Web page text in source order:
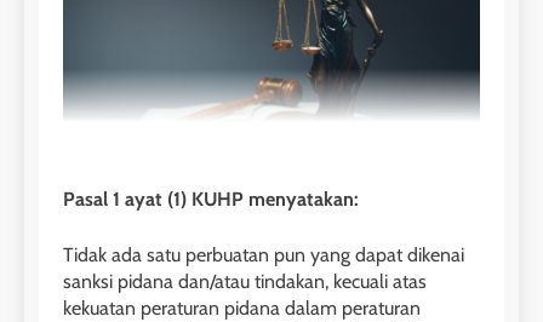
Pasal 1 ayat (1) KUHP menyatakan:
Tidak ada satu perbuatan pun yang dapat dikenai
sanksi pidana dan/atau tindakan, kecuali atas
kekuatan peraturan pidana dalam peraturan